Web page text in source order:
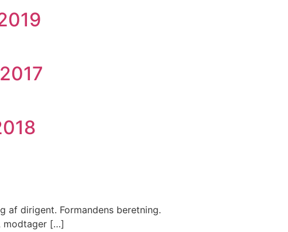
af dirigent. Formandens beretning.
modtager […]